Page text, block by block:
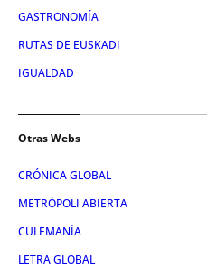
GASTRONOMÍA
RUTAS DE EUSKADI
IGUALDAD
Otras Webs
CRÓNICA GLOBAL
METRÓPOLI ABIERTA
CULEMANÍA
LETRA GLOBAL